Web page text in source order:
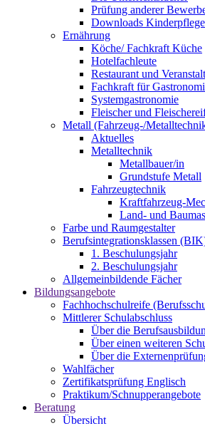
Prüfung anderer
Downloads Kinderpflege
Ernährung
Köche/ Fachkraft Küche
Hotelfachleute
Restaurant und
Fachkraft für
Systemgastronomie
Fleischer und
Metall (Fahrzeug-/
Aktuelles
Metalltechnik
Metallbauer/in
Grundstufe Metall
Fahrzeugtechnik
Kraftfahrzeug-
Land- und
Farbe und Raumgestalter
Berufsintegrationsklassen
1. Beschulungsjahr
2. Beschulungsjahr
Allgemeinbildende Fächer
Bildungsangebote
Fachhochschulreife
Mittlerer Schulabschluss
Über die
Über einen weiteren
Über die
Wahlfächer
Zertifikatsprüfung Englisch
Praktikum/Schnupperangebote
Beratung
Übersicht